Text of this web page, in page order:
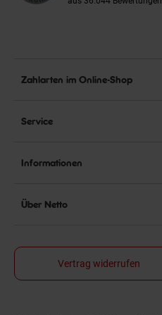
Zahlarten im Online-Shop
Service
Informationen
Über Netto
Vertrag widerrufen